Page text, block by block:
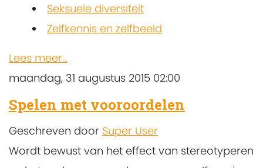
Seksuele diversiteit
Zelfkennis en zelfbeeld
Lees meer...
maandag, 31 augustus 2015 02:00
Spelen met vooroordelen
Geschreven door Super User
Wordt bewust van het effect van stereotyperen